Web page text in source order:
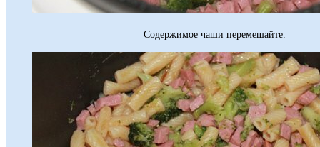
Содержимое чаши перемешайте.